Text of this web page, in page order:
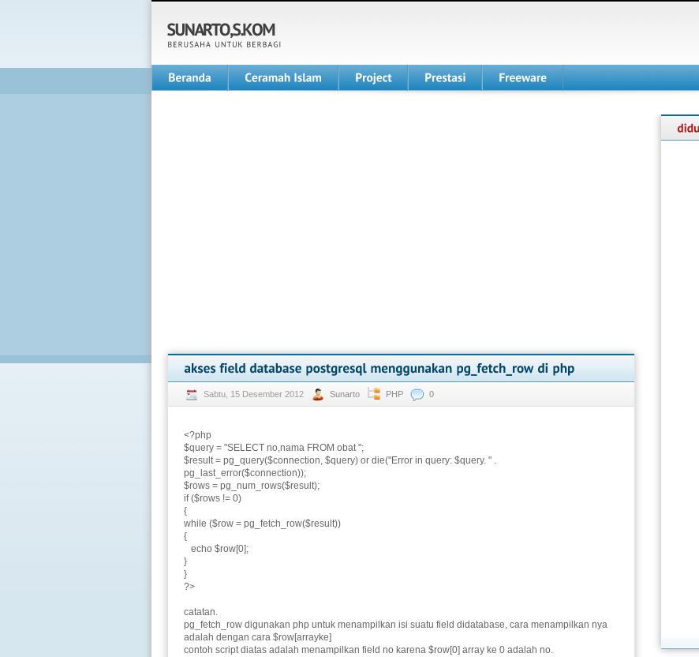
Sabtu, 15 Desember 2012 Sunarto PHP 0
<?php
$query = "SELECT no,nama FROM obat ";
$result = pg_query($connection, $query) or die("Error in query: $query. " .
pg_last_error($connection));
$rows = pg_num_rows($result);
if ($rows != 0)
{
while ($row = pg_fetch_row($result))
{
echo $row[0];
}
}
?>
catatan.
pg_fetch_row digunakan php untuk menampilkan isi suatu field didatabase, cara menampilkan nya
adalah dengan cara $row[arrayke]
contoh script diatas adalah menampilkan field no karena $row[0] array ke 0 adalah no.